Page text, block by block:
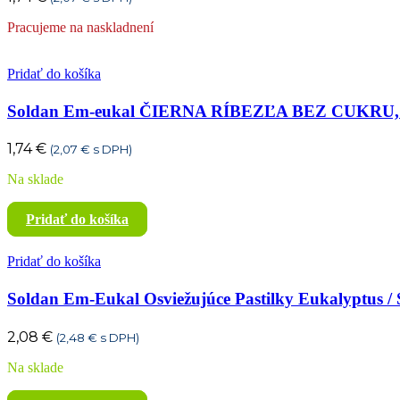
Pracujeme na naskladnení
Pridať do košíka
Soldan Em-eukal ČIERNA RÍBEZĽA BEZ CUKRU,
1,74€ (2,07 € s DPH)
Na sklade
Pridať do košíka
Pridať do košíka
Soldan Em-Eukal Osviežujúce Pastilky Eukalyptus /
2,08 € (2,48 € s DPH)
Na sklade